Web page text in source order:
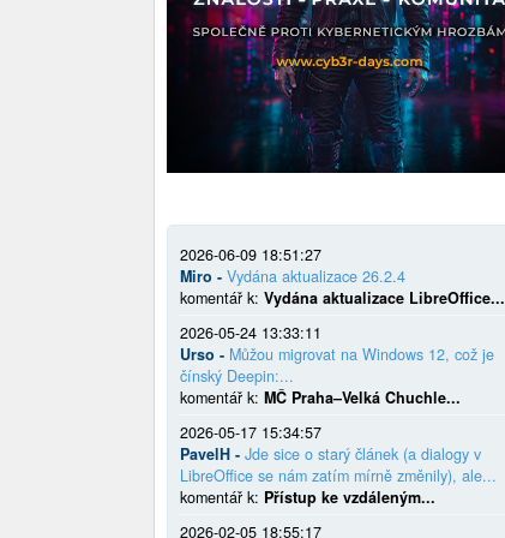
2026-06-09 18:51:27
Miro - Vydána aktualizace 26.2.4
komentář k: Vydána aktualizace LibreOffice...
2026-05-24 13:33:11
Urso - Můžou migrovat na Windows 12, což je
čínský Deepin:...
komentář k: MČ Praha–Velká Chuchle...
2026-05-17 15:34:57
PavelH - Jde sice o starý článek (a dialogy v
LibreOffice se nám zatím mírně změnily), ale...
komentář k: Přístup ke vzdáleným...
2026-02-05 18:55:17